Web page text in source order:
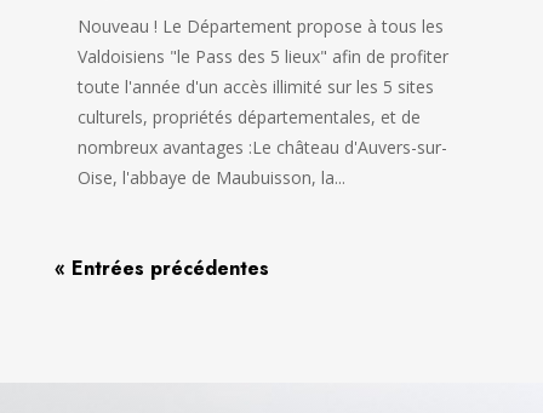
Nouveau ! Le Département propose à tous les
Valdoisiens "le Pass des 5 lieux" afin de profiter
toute l'année d'un accès illimité sur les 5 sites
culturels, propriétés départementales, et de
nombreux avantages :Le château d'Auvers-sur-
Oise, l'abbaye de Maubuisson, la...
« Entrées précédentes